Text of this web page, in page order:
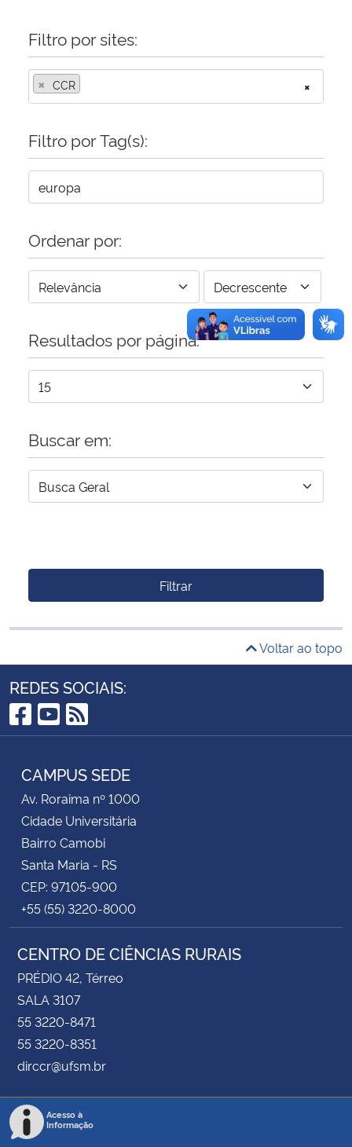
Controladoria-Geral da União
Ministério da Mulher, da Família e dos Direitos Humanos
Secretaria de Governo
Advocacia-Geral da União
Banco Central do Brasil
Planalto
Filtro por sites:
×
× CCR
Filtro por Tag(s):
Ordenar por:
Resultados por página:
Buscar em:
Filtrar
Voltar ao topo
REDES SOCIAIS:
Facebook
YouTube
RSS
CAMPUS SEDE
Av. Roraima nº 1000
Cidade Universitária
Bairro Camobi
Santa Maria - RS
CEP: 97105-900
+55 (55) 3220-8000
CENTRO DE CIÊNCIAS RURAIS
PRÉDIO 42, Térreo
SALA 3107
55 3220-8471
55 3220-8351
dirccr@ufsm.br
Acesso à
Informação